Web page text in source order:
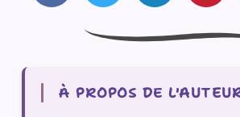
À PROPOS DE